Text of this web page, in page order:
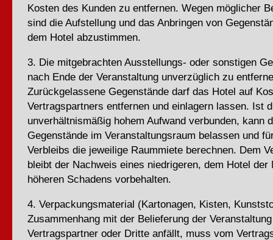
Kosten des Kunden zu entfernen. Wegen möglicher
sind die Aufstellung und das Anbringen von
dem Hotel abzustimmen.
3. Die mitgebrachten Ausstellungs- oder sonstigen
nach Ende der Veranstaltung unverzüglich zu
Zurückgelassene Gegenstände darf das Hotel auf
Vertragspartners entfernen und einlagern lassen. Ist
unverhältnismäßig hohem Aufwand verbunden, kann
Gegenstände im Veranstaltungsraum belassen und
Verbleibs die jeweilige Raummiete berechnen. Dem
bleibt der Nachweis eines niedrigeren, dem Hotel der
höheren Schadens vorbehalten.
4. Verpackungsmaterial (Kartonagen, Kisten,
Zusammenhang mit der Belieferung der
Vertragspartner oder Dritte anfällt, muss vom